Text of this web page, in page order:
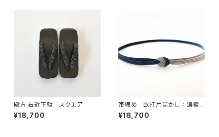
殿方 右近下駄 スクエア
¥18,700
帯締め 畝打片ぼかし ： 濃藍
× 利休茶
¥18,700